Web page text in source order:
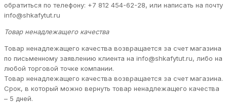
обратиться по телефону: +7 812 454-62-28, или написать на почту
info@shkafytut.ru
Товар ненадлежащего качества
Товар ненадлежащего качества возвращается за счет магазина
по письменному заявлению клиента на info@shkafytut.ru, либо на
любой торговой точке компании.
Товар ненадлежащего качества возвращается за счет магазина.
Срок, в который можно вернуть товар ненадлежащего качества
– 5 дней.